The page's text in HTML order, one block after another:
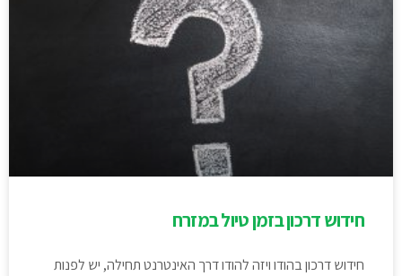
חידוש דרכון בזמן טיול במזרח
חידוש דרכון בהודו ויזה להודו דרך האינטרנט תחילה, יש לפנות